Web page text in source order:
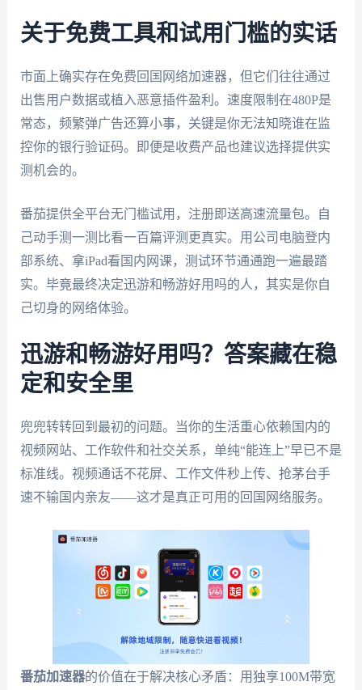
关于免费工具和试用门槛的实话
市面上确实存在免费回国网络加速器，但它们往往通过
出售用户数据或植入恶意插件盈利。速度限制在480P是
常态，频繁弹广告还算小事，关键是你无法知晓谁在监
控你的银行验证码。即便是收费产品也建议选择提供实
测机会的。
番茄提供全平台无门槛试用，注册即送高速流量包。自
己动手测一测比看一百篇评测更真实。用公司电脑登内
部系统、拿iPad看国内网课，测试环节通通跑一遍最踏
实。毕竟最终决定迅游和畅游好用吗的人，其实是你自
己切身的网络体验。
迅游和畅游好用吗？答案藏在稳
定和安全里
兜兜转转回到最初的问题。当你的生活重心依赖国内的
视频网站、工作软件和社交关系，单纯“能连上”早已不是
标准线。视频通话不花屏、工作文件秒上传、抢茅台手
速不输国内亲友——这才是真正可用的回国网络服务。
番茄加速器的价值在于解决核心矛盾：用独享100M带宽